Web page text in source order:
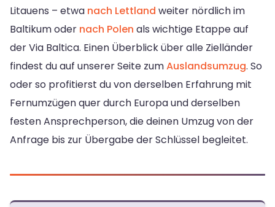
Litauens – etwa nach Lettland weiter nördlich im
Baltikum oder nach Polen als wichtige Etappe auf
der Via Baltica. Einen Überblick über alle Zielländer
findest du auf unserer Seite zumAuslandsumzug. So
oder so profitierst du von derselben Erfahrung mit
Fernumzügen quer durch Europa und derselben
festen Ansprechperson, die deinen Umzug von der
Anfrage bis zur Übergabe der Schlüssel begleitet.